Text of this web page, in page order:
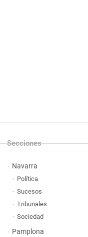
Secciones
Navarra
Política
Sucesos
Tribunales
Sociedad
Pamplona